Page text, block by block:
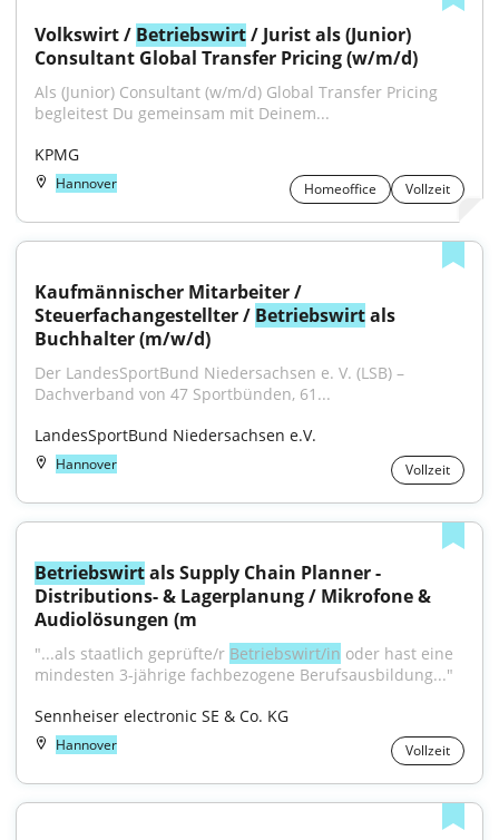
Volkswirt / Betriebswirt / Jurist als (Junior)
Consultant Global Transfer Pricing (w/m/d)
Als (Junior) Consultant (w/m/d) Global Transfer Pricing
begleitest Du gemeinsam mit Deinem...
KPMG
Hannover Homeoffice Vollzeit
Kaufmännischer Mitarbeiter /
Steuerfachangestellter / Betriebswirt als
Buchhalter (m/w/d)
Der LandesSportBund Niedersachsen e. V. (LSB) –
Dachverband von 47 Sportbünden, 61...
LandesSportBund Niedersachsen e.V.
Hannover Vollzeit
Betriebswirt als Supply Chain Planner -
Distributions- & Lagerplanung / Mikrofone &
Audiolösungen (m
"...als staatlich geprüfte/r Betriebswirt/in oder hast eine
mindesten 3-jährige fachbezogene Berufsausbildung..."
Sennheiser electronic SE & Co. KG
Hannover Vollzeit